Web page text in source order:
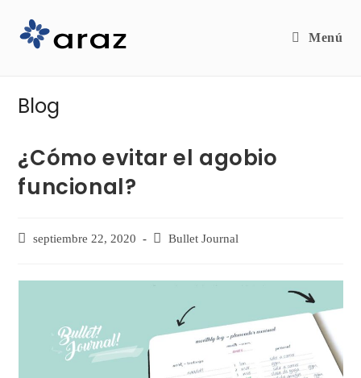
Menú
Blog
¿Cómo evitar el agobio
funcional?
septiembre 22, 2020 Bullet Journal